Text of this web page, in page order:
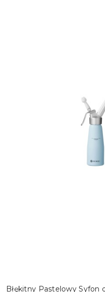
Błękitny Pastelowy Syfon